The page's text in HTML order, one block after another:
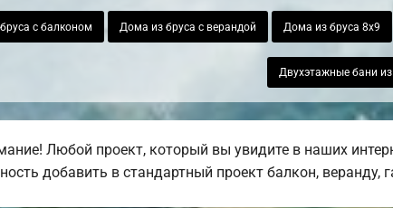
с балконом Дома из бруса с верандой Дома из бруса 8х9
Двухэтажные бани из
Любой проект, который вы увидите в наших
добавить в стандартный проект балкон, веранду,